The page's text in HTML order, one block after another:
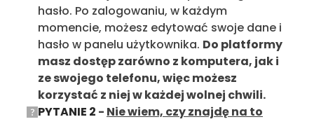
hasło. Po zalogowaniu, w każdym
momencie, możesz edytować swoje dane i
hasło w panelu użytkownika. Do platformy
masz dostęp zarówno z komputera, jak i
ze swojego telefonu, więc możesz
korzystać z niej w każdej wolnej chwili.
PYTANIE 2 - Nie wiem, czy znajdę na to